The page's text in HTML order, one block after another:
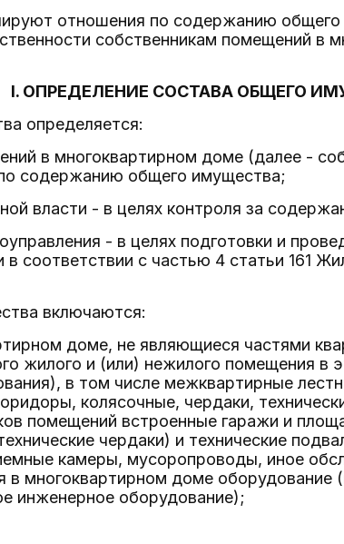
отношения по содержанию
собственникам помещений в
I. ОПРЕДЕЛЕНИЕ СОСТАВА ОБЩЕГО
определяется:
в многоквартирном доме (далее -
содержанию общего имущества;
власти - в целях контроля за
- в целях подготовки и
соответствии с частью 4 статьи 161
включаются:
доме, не являющиеся частями
жилого и (или) нежилого помещения в
в том числе межквартирные
колясочные, чердаки,
помещений встроенные гаражи и
чердаки) и технические
камеры, мусоропроводы, иное
в многоквартирном доме оборудование
инженерное оборудование);